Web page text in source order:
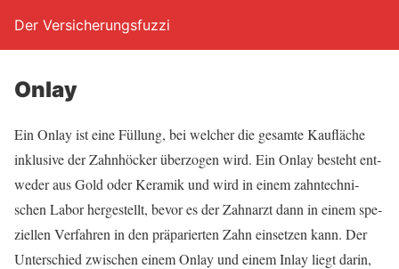
Der Versicherungsfuzzi
Onlay
Ein Onlay ist eine Fül­lung, bei wel­cher die gesam­te Kau­flä­che
inklu­si­ve der Zahn­hö­cker über­zo­gen wird. Ein Onlay besteht ent­
we­der aus Gold oder Kera­mik und wird in einem zahn­tech­ni­
schen Labor her­ge­stellt, bevor es der Zahn­arzt dann in einem spe­
zi­el­len Ver­fah­ren in den prä­pa­rier­ten Zahn ein­set­zen kann. Der
Unter­schied zwi­schen einem Onlay und einem Inlay liegt dar­in,